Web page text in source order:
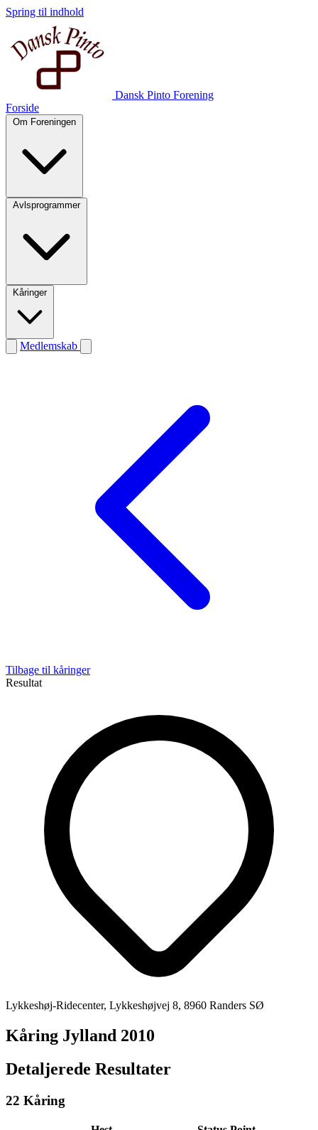
Spring til indhold
Dansk Pinto Forening
Forside
Om Foreningen
Avlsprogrammer
Kåringer
Medlemskab
Tilbage til kåringer
Resultat
Lykkeshøj-Ridecenter, Lykkeshøjvej 8, 8960 Randers SØ
Kåring Jylland 2010
Detaljerede Resultater
22 Kåring